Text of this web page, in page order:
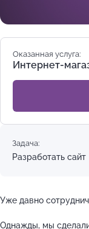
Оказанная услуга:
Интернет-
Задача:
Разработать сайт
Уже давно
Однажды, мы